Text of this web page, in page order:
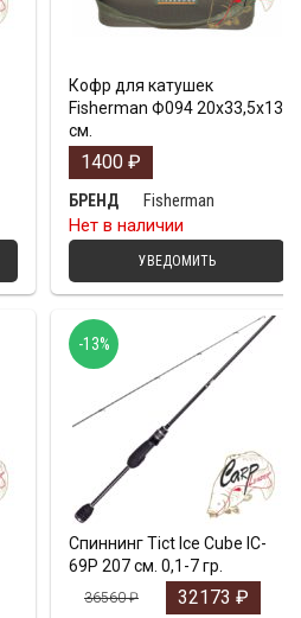
Кофр для катушек
Fisherman Ф094 20х33,5х13
см.
1400 ₽
БРЕНД
Fisherman
Нет в наличии
УВЕДОМИТЬ
Спиннинг Tict Ice Cube IC-
69P 207 см. 0,1-7 гр.
36560₽ 32173 ₽
-13%